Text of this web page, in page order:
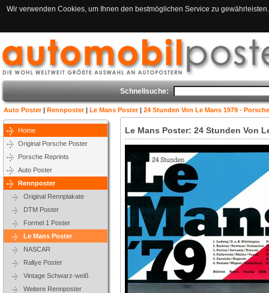
Wir verwenden Cookies, um Ihnen den bestmöglichen Service zu
Schnellsuche:
Auto Poster| Rennposter| Le Mans Poster| 24 Stunden Von Le Mans 1979 -
Home
Original Porsche Poster
Porsche Reprints
Auto Poster
Rennposter
Original Rennplakate
DTM Poster
Formel 1 Poster
Le Mans Poster
NASCAR
Rallye Poster
Vintage Schwarz-weiß
Weitere Rennposter
Le Mans Poster: 24 Stunden Von